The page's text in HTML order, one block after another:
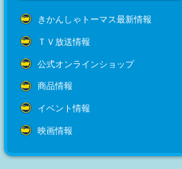
きかんしゃトーマス最新情報
ＴＶ放送情報
公式オンラインショップ
商品情報
イベント情報
映画情報